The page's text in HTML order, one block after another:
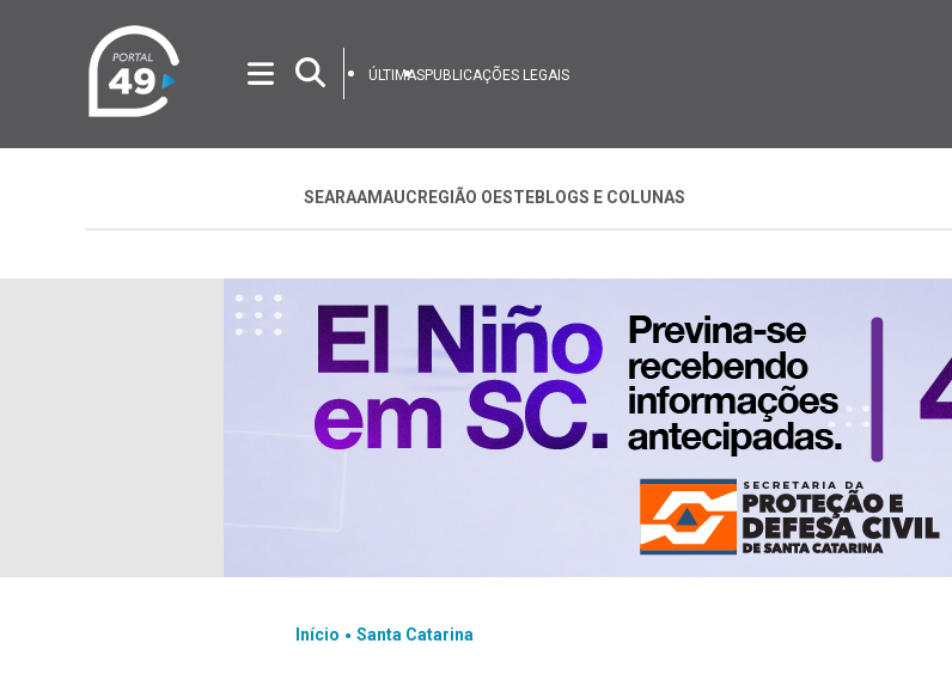
ÚLTIMASPUBLICAÇÕES LEGAIS
SEARAAMAUC REGIÃO OESTEBLOGS E COLUNAS
Início . Santa Catarina